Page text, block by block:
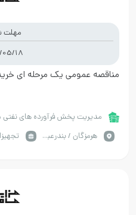
مهلت
05/18
مناقصه عمومی یک مرحله ای
مدیریت پخش فرآورده های نفتی
هرمزگان / بندرعباس